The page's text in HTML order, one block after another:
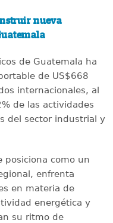
nueva
de Guatemala ha
de US$668
internacionales, al
de las actividades
del sector industrial y
posiciona como un
enfrenta
en materia de
energética y
su ritmo de